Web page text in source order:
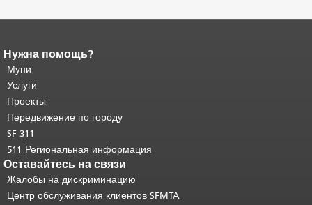
Конец содержимого
страницы.
страницы повторяется на каждой
странице.
основного содержимого .
Нужна помощь?
Муни
Услуги
Проекты
Передвижение по городу
SF 311
511 Региональная информация
Оставайтесь на связи
Жалобы на дискриминацию
Центр обслуживания клиентов SFMTA